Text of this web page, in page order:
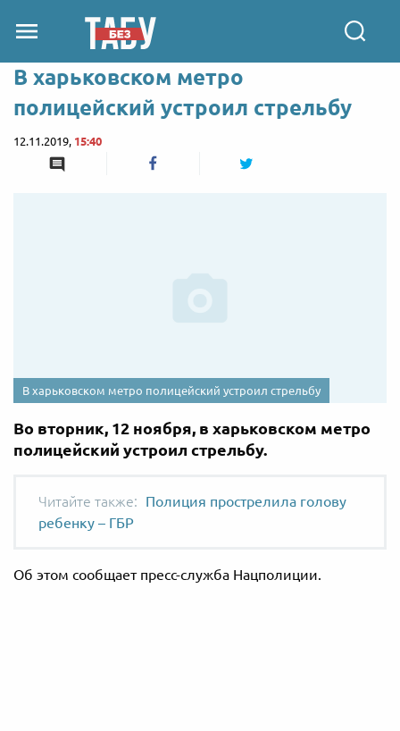
В харьковском метро
полицейский устроил стрельбу
12.11.2019, 15:40
В харьковском метро полицейский устроил стрельбу
Во вторник, 12 ноября, в харьковском метро
полицейский устроил стрельбу.
Полиция прострелила голову
ребенку – ГБР
Об этом сообщает пресс-служба Нацполиции.